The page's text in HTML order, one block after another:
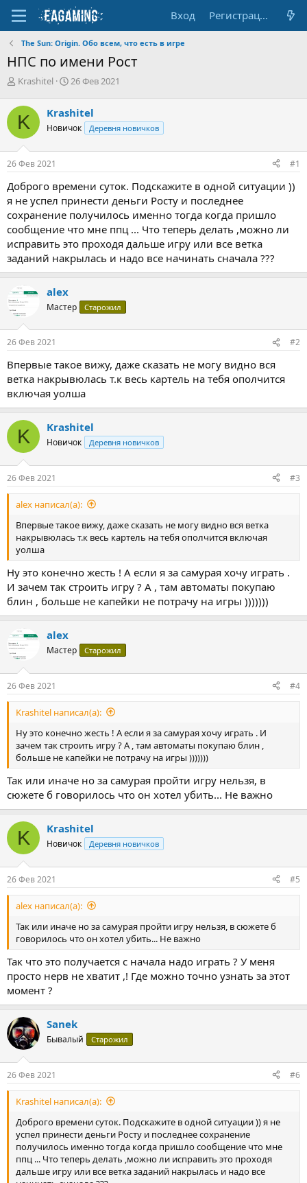
Вход Регистрация
The Sun: Origin. Обо всем, что есть в игре
НПС по имени Рост
А
т
о
р
т
е
м
ы
Krashitel
Д
а
н
ч
а
26 Фев 2021
K Krashitel
Новичок Деревня новичков
26 Фев 2021 #1
Доброго времени суток. Подскажите в одной ситуации ))
я не успел принести деньги Росту и последнее
сохранение получилось именно тогда когда пришло
сообщение что мне ппц ... Что теперь делать ,можно ли
исправить это проходя дальше игру или все ветка
заданий накрылась и надо все начинать сначала ???
alex
Мастер Старожил
26 Фев 2021 #2
Впервые такое вижу, даже сказать не могу видно вся
ветка накрывюлась т.к весь картель на тебя ополчится
включая уолша
K Krashitel
Новичок Деревня новичков
26 Фев 2021 #3
alex написал(а):
Впервые такое вижу, даже сказать не могу видно вся ветка
накрывюлась т.к весь картель на тебя ополчится включая
уолша
Ну это конечно жесть ! А если я за самурая хочу играть .
И зачем так строить игру ? А , там автоматы покупаю
блин , больше не капейки не потрачу на игры )))))))
alex
Мастер Старожил
26 Фев 2021 #4
Krashitel написал(а):
Ну это конечно жесть ! А если я за самурая хочу играть . И
зачем так строить игру ? А , там автоматы покупаю блин ,
больше не капейки не потрачу на игры )))))))
Так или иначе но за самурая пройти игру нельзя, в
сюжете б говорилось что он хотел убить... Не важно
K Krashitel
Новичок Деревня новичков
26 Фев 2021 #5
alex написал(а):
Так или иначе но за самурая пройти игру нельзя, в сюжете б
говорилось что он хотел убить... Не важно
Так что это получается с начала надо играть ? У меня
просто нерв не хватит ,! Где можно точно узнать за этот
момент ?
Sanek
Бывалый Старожил
26 Фев 2021 #6
Krashitel написал(а):
Доброго времени суток. Подскажите в одной ситуации )) я не
успел принести деньги Росту и последнее сохранение
получилось именно тогда когда пришло сообщение что мне
ппц ... Что теперь делать ,можно ли исправить это проходя
дальше игру или все ветка заданий накрылась и надо все